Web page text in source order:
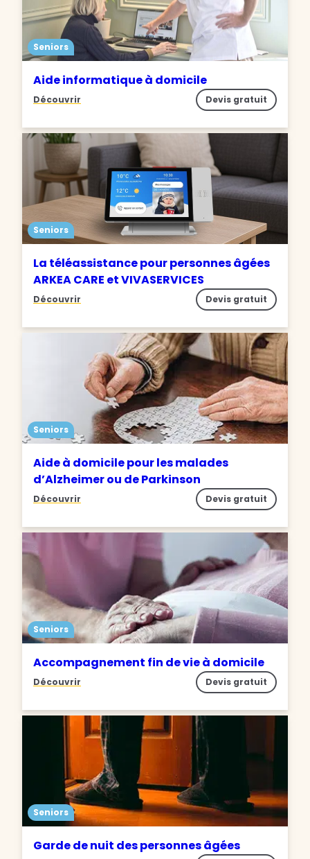
Seniors
Aide informatique à domicile
Découvrir Devis gratuit
Seniors
La téléassistance pour personnes âgées
ARKEA CARE et VIVASERVICES
Découvrir Devis gratuit
Seniors
Aide à domicile pour les malades
d’Alzheimer ou de Parkinson
Découvrir Devis gratuit
Seniors
Accompagnement fin de vie à domicile
Découvrir Devis gratuit
Seniors
Garde de nuit des personnes âgées